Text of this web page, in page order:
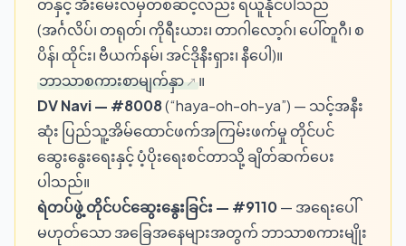
(အင်္ဂလိပ်၊ တရုတ်၊ ကိုရီးယား၊ တာဂါလော့ဂ်၊ ပေါ်တူဂီ၊ စ
ပိန်၊ ထိုင်း၊ ဗီယက်နမ်၊ အင်ဒိုနီးရှား၊ နီပေါ)။
ဘာသာစကားစာမျက်နှာ
။
DV Navi — #8008(“haya-oh-oh-ya”) — သင့်အနီး
ဆုံး ပြည်သူ့အိမ်ထောင်ဖက်အကြမ်းဖက်မှု တိုင်ပင်
ဆွေးနွေးရေးနှင့် ပံ့ပိုးရေးစင်တာသို့ ချိတ်ဆက်ပေး
ပါသည်။
ရဲတပ်ဖွဲ့ တိုင်ပင်ဆွေးနွေးခြင်း — #9110— အရေးပေါ်
မဟုတ်သော အခြေအနေများအတွက် ဘာသာစကားမျိုး